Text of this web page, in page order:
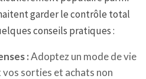
garder le contrôle total
conseils pratiques :
:Adoptez un mode de vie
sorties et achats non